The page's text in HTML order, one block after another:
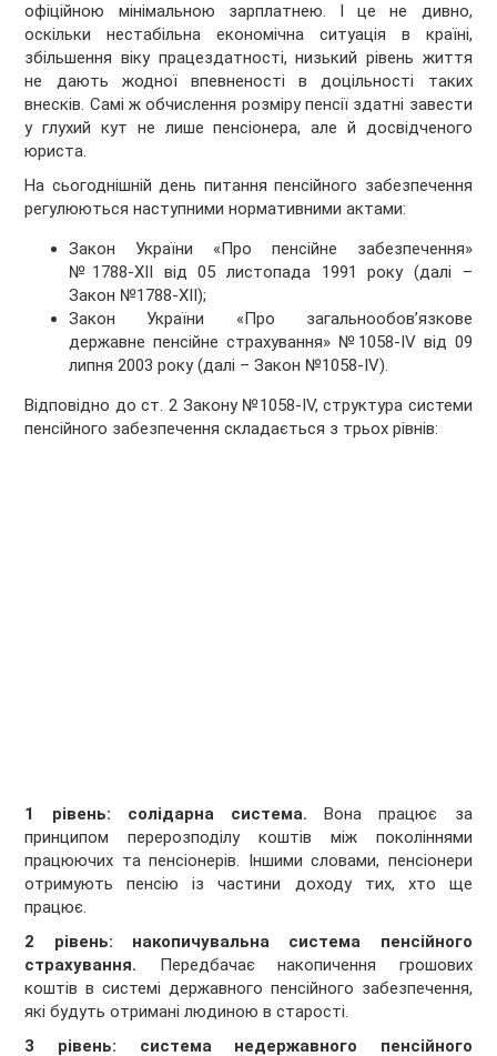
офіційною мінімальною зарплатнею. І це не дивно,
оскільки нестабільна економічна ситуація в країні,
збільшення віку працездатності, низький рівень життя
не дають жодної впевненості в доцільності таких
внесків. Самі ж обчислення розміру пенсії здатні завести
у глухий кут не лише пенсіонера, але й досвідченого
юриста.
На сьогоднішній день питання пенсійного забезпечення
регулюються наступними нормативними актами:
Закон України «Про пенсійне забезпечення»
№1788-XII від 05 листопада 1991 року (далі –
Закон №1788-XII);
Закон України «Про загальнообов’язкове
державне пенсійне страхування» №1058-IV від 09
липня 2003 року (далі – Закон №1058-IV).
Відповідно до ст. 2 Закону №1058-IV, структура системи
пенсійного забезпечення складається з трьох рівнів:
1 рівень: солідарна система.Вона працює за
принципом перерозподілу коштів між поколіннями
працюючих та пенсіонерів. Іншими словами, пенсіонери
отримують пенсію із частини доходу тих, хто ще
працює.
2 рівень: накопичувальна система пенсійного
страхування. Передбачає накопичення грошових
коштів в системі державного пенсійного забезпечення,
які будуть отримані людиною в старості.
3 рівень: система недержавного пенсійного